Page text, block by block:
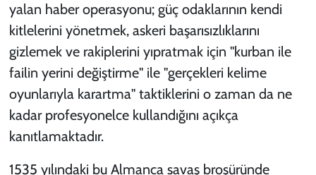
yalan haber operasyonu; güç odaklarının kendi
kitlelerini yönetmek, askeri başarısızlıklarını
gizlemek ve rakiplerini yıpratmak için "kurban ile
failin yerini değiştirme" ile "gerçekleri kelime
oyunlarıyla karartma" taktiklerini o zaman da ne
kadar profesyonelce kullandığını açıkça
kanıtlamaktadır.
1535 yılındaki bu Almanca savaş broşüründe